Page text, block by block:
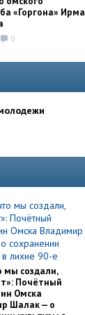
«Горгона» Ирма
0
мы создали,
Почётный
Омска
Шалак — о